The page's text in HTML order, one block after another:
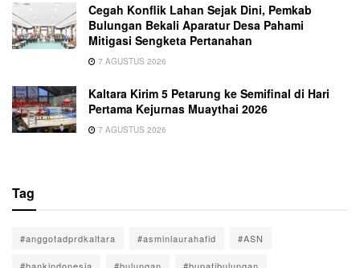
Cegah Konflik Lahan Sejak Dini, Pemkab
Bulungan Bekali Aparatur Desa Pahami
Mitigasi Sengketa Pertanahan
7 AGUSTUS 2026
Kaltara Kirim 5 Petarung ke Semifinal di Hari
Pertama Kejurnas Muaythai 2026
7 AGUSTUS 2026
Tag
#anggotadprdkaltara #asminlaurahafid #ASN